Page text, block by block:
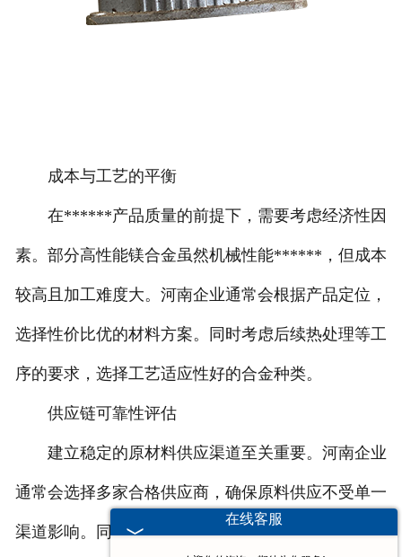
成本与工艺的平衡
在******产品质量的前提下，需要考虑经济性因
素。部分高性能镁合金虽然机械性能******，但成本
较高且加工难度大。河南企业通常会根据产品定位，
选择性价比优的材料方案。同时考虑后续热处理等工
序的要求，选择工艺适应性好的合金种类。
供应链可靠性评估
建立稳定的原材料供应渠道至关重要。河南企业
通常会选择多家合格供应商，确保原料供应不受单一
渠道影响。同时关注上游冶炼工艺的改进，及时采用
在线客服